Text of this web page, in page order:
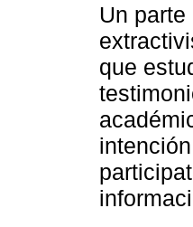
Un
que